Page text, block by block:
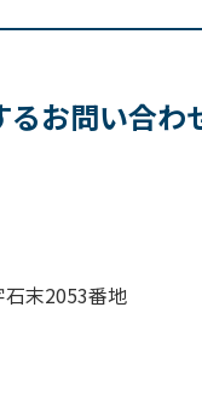
るお問い合わ
末2053番地